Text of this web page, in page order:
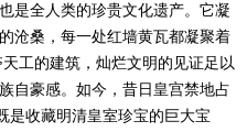
是全人类的珍贵文化遗产。它凝
沧桑，每一处红墙黄瓦都凝聚着
工的建筑，灿烂文明的见证足以
自豪感。如今，昔日皇宫禁地占
是收藏明清皇室珍宝的巨大宝